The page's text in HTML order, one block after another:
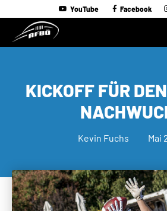
YouTube Facebook
KICKOFF FÜR
Kevin Fuchs Mai